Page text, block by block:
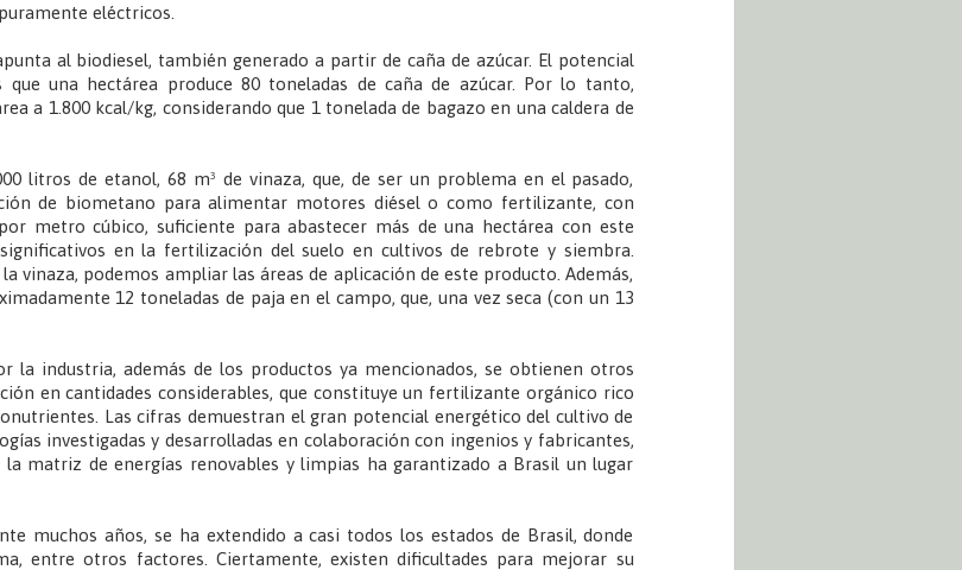
eléctricos.
al biodiesel, también generado a partir de caña de azúcar. El potencial
una hectárea produce 80 toneladas de caña de azúcar. Por lo tanto,
a 1.800 kcal/kg, considerando que 1 tonelada de bagazo en una caldera de
litros de etanol, 68 m³ de vinaza, que, de ser un problema en el pasado,
de biometano para alimentar motores diésel o como fertilizante, con
metro cúbico, suficiente para abastecer más de una hectárea con este
en la fertilización del suelo en cultivos de rebrote y siembra.
vinaza, podemos ampliar las áreas de aplicación de este producto. Además,
12 toneladas de paja en el campo, que, una vez seca (con un 13
la industria, además de los productos ya mencionados, se obtienen otros
en cantidades considerables, que constituye un fertilizante orgánico rico
Las cifras demuestran el gran potencial energético del cultivo de
investigadas y desarrolladas en colaboración con ingenios y fabricantes,
matriz de energías renovables y limpias ha garantizado a Brasil un lugar
muchos años, se ha extendido a casi todos los estados de Brasil, donde
entre otros factores. Ciertamente, existen dificultades para mejorar su